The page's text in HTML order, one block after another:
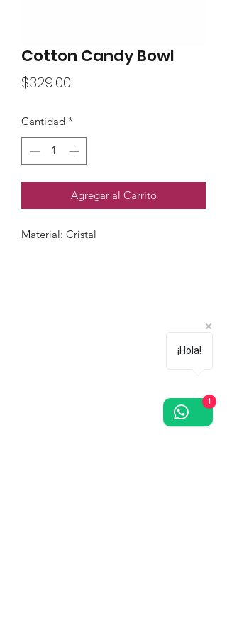
Cotton Candy Bowl
$329.00
Cantidad *
Agregar al Carrito
Material: Cristal
¡Hola!
1